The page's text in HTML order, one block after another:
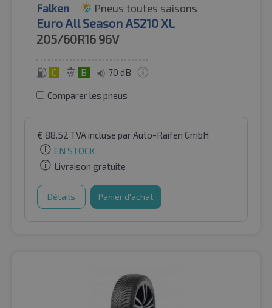
Falken Pneus toutes saisons
Euro All Season AS210 XL
205/60R16 96V
C B 70 dB
Comparer les pneus
€ 88.52 TVA incluse par Auto-Raifen GmbH
EN STOCK
Livraison gratuite
Détails Panier d'achat